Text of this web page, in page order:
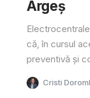
Argeș
că, în cursul
preventivă și
Cristi